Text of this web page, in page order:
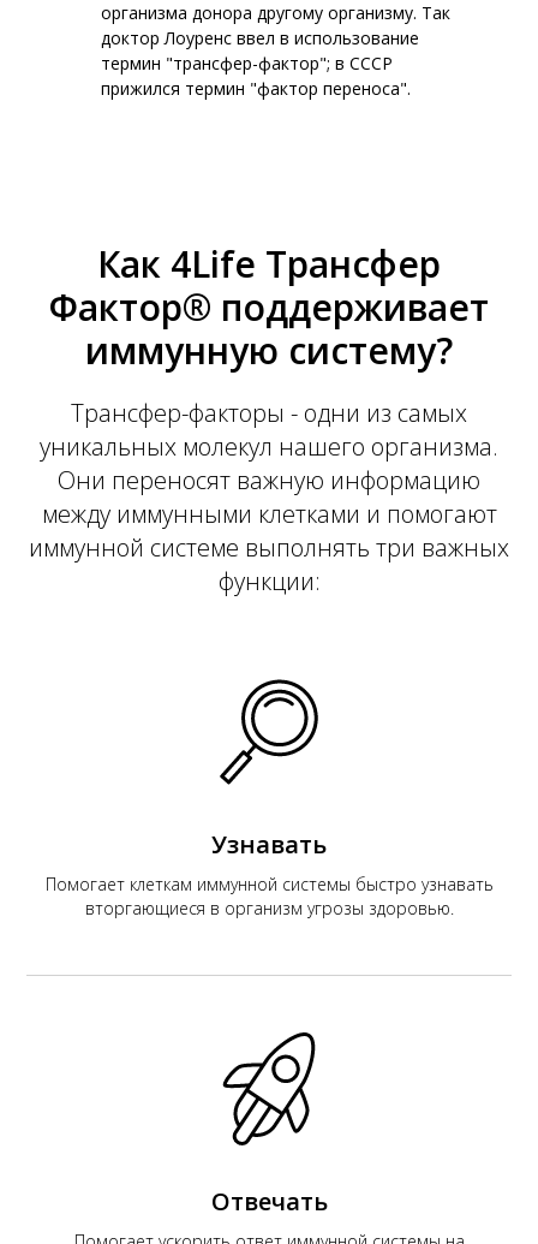
организма донора другому организму. Так
доктор Лоуренс ввел в использование
термин "трансфер-фактор"; в СССР
прижился термин "фактор переноса".
Как 4Life Трансфер
Фактор® поддерживает
иммунную систему?
Трансфер-факторы - одни из самых
уникальных молекул нашего организма.
Они переносят важную информацию
между иммунными клетками и помогают
иммунной системе выполнять три важных
функции:
Узнавать
Помогает клеткам иммунной системы быстро узнавать
вторгающиеся в организм угрозы здоровью.
Отвечать